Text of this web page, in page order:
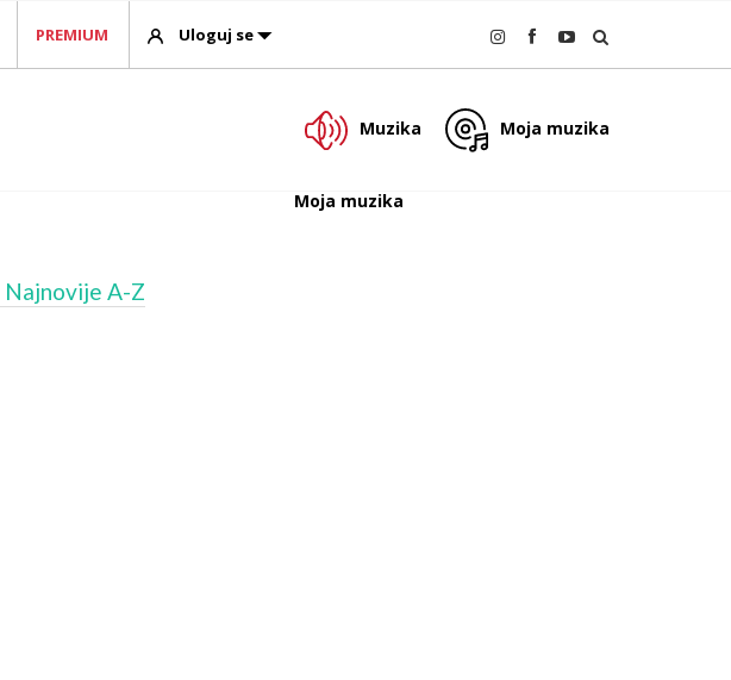
PREMIUM Uloguj se
Muzika Moja muzika
Moja muzika
Najnovije A-Z